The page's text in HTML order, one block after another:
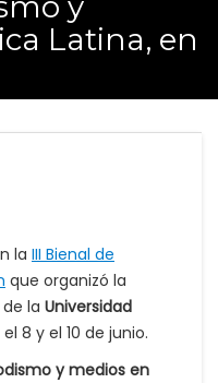
Latina, en
la III Bienal de
que organizó la
la Universidad
8 y el 10 de junio.
y medios en